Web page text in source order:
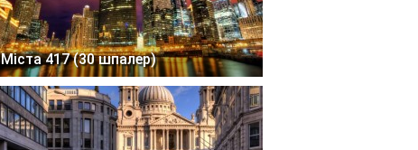
Міста 417 (30 шпалер)